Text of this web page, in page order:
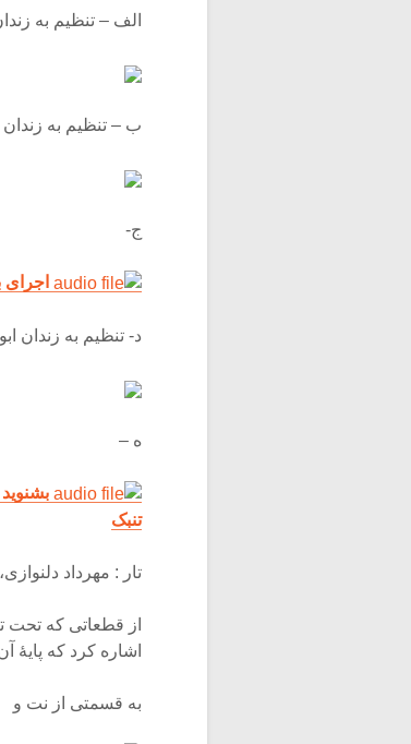
الف – تنظیم به
ب – تنظیم به زندان
ج-
د- تنظیم به زندان
ه –
تنبک
تار : مهرداد
از قطعاتی که تحت
اشاره کرد که
به قسمتی از نت و